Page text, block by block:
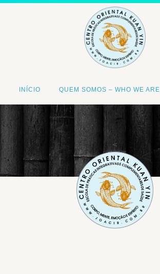
INÍCIO QUEM SOMOS – WHO WE ARE
<